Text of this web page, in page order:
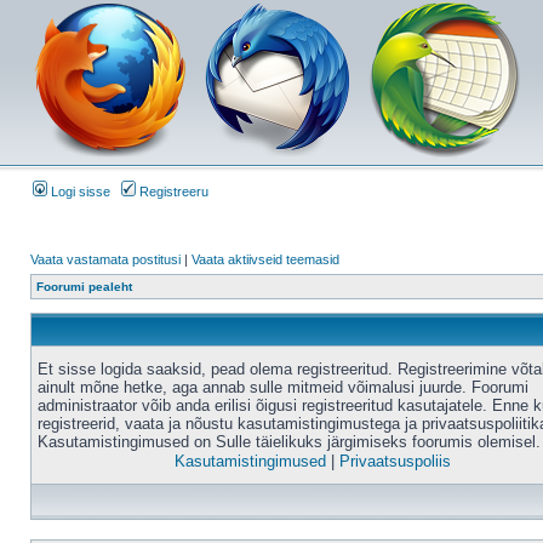
Logi sisse Registreeru
Vaata vastamata postitusi | Vaata aktiivseid teemasid
Foorumi pealeht
Et sisse logida saaksid, pead olema registreeritud. Registreerimine
ainult mõne hetke, aga annab sulle mitmeid võimalusi juurde. Foorumi
administraator võib anda erilisi õigusi registreeritud kasutajatele. Enne
registreerid, vaata ja nõustu kasutamistingimustega ja
Kasutamistingimused on Sulle täielikuks järgimiseks foorumis olemisel.
Kasutamistingimused
Privaatsuspoliis